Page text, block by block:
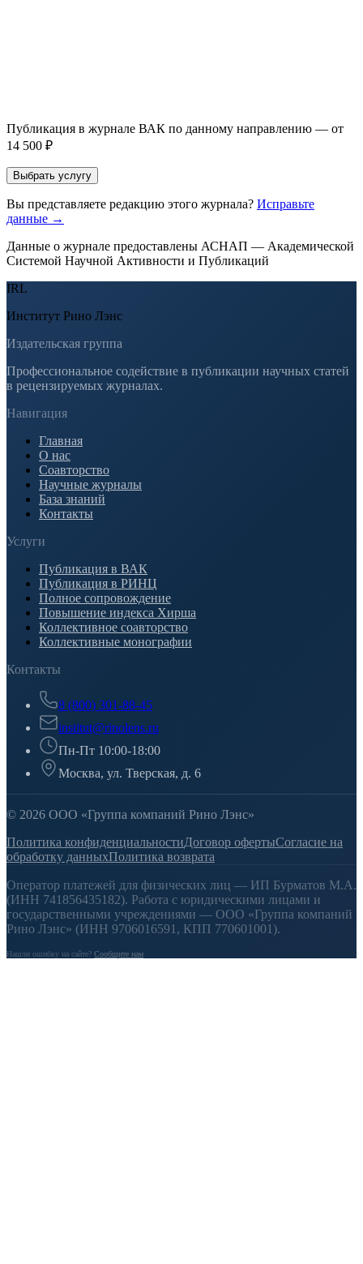
Публикация в журнале ВАК по данному направлению — от
14 500 ₽
Выбрать услугу
Вы представляете редакцию этого журнала? Исправьте
данные →
Данные о журнале предоставлены АСНАП — Академической
Системой Научной Активности и Публикаций
IRL
Институт Рино Лэнс
Издательская группа
Профессиональное содействие в публикации научных статей
в рецензируемых журналах.
Навигация
Главная
О нас
Соавторство
Научные журналы
База знаний
Контакты
Услуги
Публикация в ВАК
Публикация в РИНЦ
Полное сопровождение
Повышение индекса Хирша
Коллективное соавторство
Коллективные монографии
Контакты
8 (800) 301-88-45
institut@rinolens.ru
Пн-Пт 10:00-18:00
Москва, ул. Тверская, д. 6
© 2026 ООО «Группа компаний Рино Лэнс»
Политика конфиденциальностиДоговор офертыСогласие на
обработку данныхПолитика возврата
Оператор платежей для физических лиц — ИП Бурматов М.А.
(ИНН 741856435182). Работа с юридическими лицами и
государственными учреждениями — ООО «Группа компаний
Рино Лэнс» (ИНН 9706016591, КПП 770601001).
Нашли ошибку на сайте? Сообщите нам